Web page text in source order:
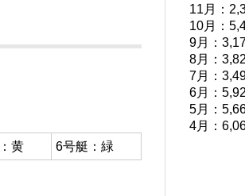
黄 6号艇：緑
11月：
10月：
9月：
8月：
7月：
6月：
5月：
4月：